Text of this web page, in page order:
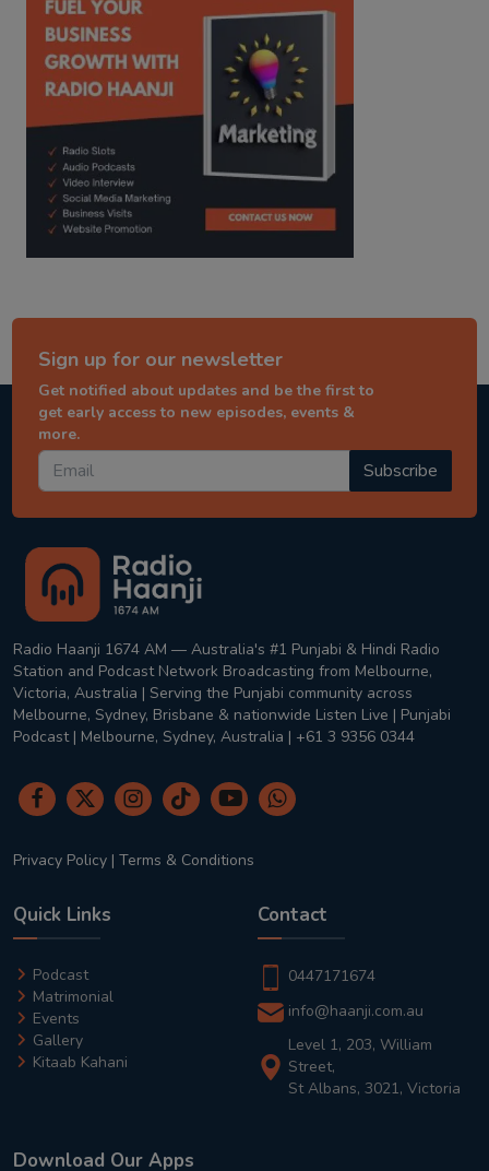
Sign up for our newsletter
Get notified about updates and be the first to
get early access to new episodes, events &
more.
Subscribe
Radio Haanji 1674 AM — Australia's #1 Punjabi & Hindi Radio
Station and Podcast Network Broadcasting from Melbourne,
Victoria, Australia | Serving the Punjabi community across
Melbourne, Sydney, Brisbane & nationwide Listen Live | Punjabi
Podcast | Melbourne, Sydney, Australia | +61 3 9356 0344
Privacy Policy | Terms & Conditions
Quick Links
Podcast
Matrimonial
Events
Gallery
Kitaab Kahani
Contact
0447171674
info@haanji.com.au
Level 1, 203, William
Street,
St Albans, 3021, Victoria
Download Our Apps